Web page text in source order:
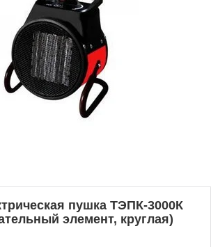
пушка ТЭПК-3000К
элемент, круглая)